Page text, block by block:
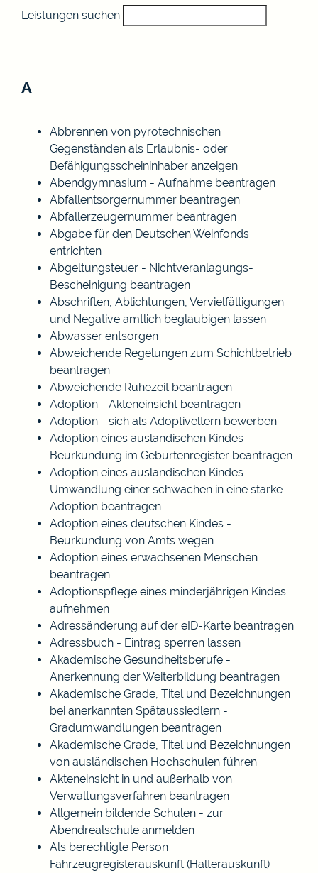
Leistungen suchen
A
Abbrennen von pyrotechnischen
Gegenständen als Erlaubnis- oder
Befähigungsscheininhaber anzeigen
Abendgymnasium - Aufnahme beantragen
Abfallentsorgernummer beantragen
Abfallerzeugernummer beantragen
Abgabe für den Deutschen Weinfonds
entrichten
Abgeltungsteuer - Nichtveranlagungs-
Bescheinigung beantragen
Abschriften, Ablichtungen, Vervielfältigungen
und Negative amtlich beglaubigen lassen
Abwasser entsorgen
Abweichende Regelungen zum Schichtbetrieb
beantragen
Abweichende Ruhezeit beantragen
Adoption - Akteneinsicht beantragen
Adoption - sich als Adoptiveltern bewerben
Adoption eines ausländischen Kindes -
Beurkundung im Geburtenregister beantragen
Adoption eines ausländischen Kindes -
Umwandlung einer schwachen in eine starke
Adoption beantragen
Adoption eines deutschen Kindes -
Beurkundung von Amts wegen
Adoption eines erwachsenen Menschen
beantragen
Adoptionspflege eines minderjährigen Kindes
aufnehmen
Adressänderung auf der eID-Karte beantragen
Adressbuch - Eintrag sperren lassen
Akademische Gesundheitsberufe -
Anerkennung der Weiterbildung beantragen
Akademische Grade, Titel und Bezeichnungen
bei anerkannten Spätaussiedlern -
Gradumwandlungen beantragen
Akademische Grade, Titel und Bezeichnungen
von ausländischen Hochschulen führen
Akteneinsicht in und außerhalb von
Verwaltungsverfahren beantragen
Allgemein bildende Schulen - zur
Abendrealschule anmelden
Als berechtigte Person
Fahrzeugregisterauskunft (Halterauskunft)